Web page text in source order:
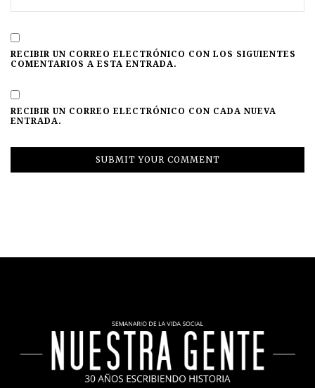
RECIBIR UN CORREO ELECTRÓNICO CON LOS SIGUIENTES
COMENTARIOS A ESTA ENTRADA.
RECIBIR UN CORREO ELECTRÓNICO CON CADA NUEVA
ENTRADA.